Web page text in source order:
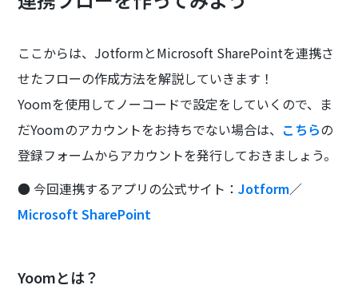
ここからは、JotformとMicrosoft SharePointを連携さ
せたフローの作成方法を解説していきます！
Yoomを使用してノーコードで設定をしていくので、ま
だYoomのアカウントをお持ちでない場合は、 こちらの
登録フォームからアカウントを発行しておきましょう。
● 今回連携するアプリの公式サイト：Jotform／
Microsoft SharePoint
Yoomとは？